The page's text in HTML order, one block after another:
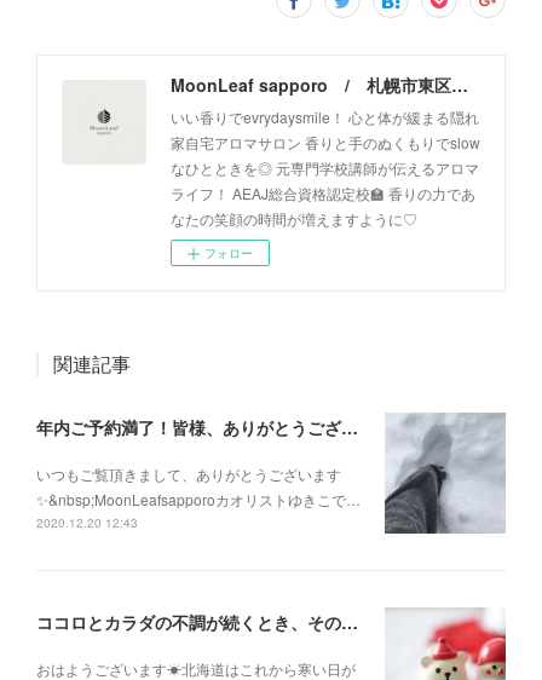
MoonLeaf sapporo / 札幌市東区の100種類以上の香りが楽しめるアロマスクール＆トリートメントサロン
いい香りでevrydaysmile！ 心と体が緩まる隠れ
家自宅アロマサロン 香りと手のぬくもりでslow
なひとときを◎ 元専門学校講師が伝えるアロマ
ライフ！ AEAJ総合資格認定校🏫 香りの力であ
なたの笑顔の時間が増えますように♡
フォロー
関連記事
年内ご予約満了！皆様、ありがとうございます！
いつもご覧頂きまして、ありがとうございます
✨&nbsp;MoonLeafsapporoカオリストゆきこで…
2020.12.20 12:43
ココロとカラダの不調が続くとき、そのままにして諦めないで！
おはようございます☀北海道はこれから寒い日が